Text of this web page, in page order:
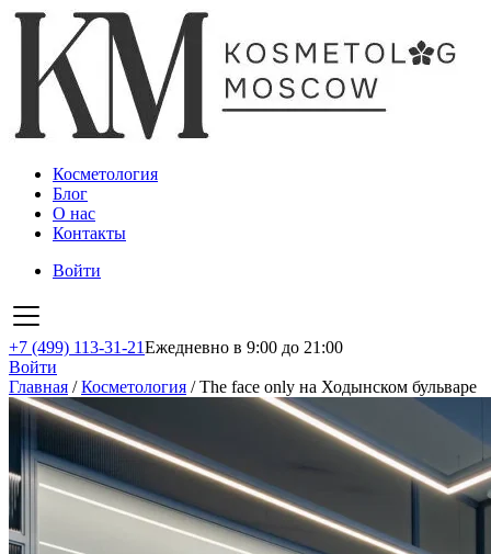
Косметология
Блог
О нас
Контакты
Войти
+7 (499) 113-31-21Ежедневно в 9:00 до 21:00
Войти
Главная /Косметология /The face only на Ходынском бульваре